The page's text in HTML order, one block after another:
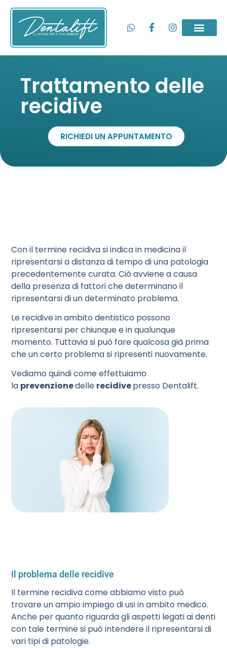
Trattamento delle
recidive
RICHIEDI UN APPUNTAMENTO
Con il termine recidiva si indica in medicina il
ripresentarsi a distanza di tempo di una patologia
precedentemente curata. Ciò avviene a causa
della presenza di fattori che determinano il
ripresentarsi di un determinato problema.
Le recidive in ambito dentistico possono
ripresentarsi per chiunque e in qualunque
momento. Tuttavia si può fare qualcosa già prima
che un certo problema si ripresenti nuovamente.
Vediamo quindi come effettuiamo
la prevenzionedelle recidivepresso Dentalift.
Il problema delle recidive
Il termine recidiva come abbiamo visto può
trovare un ampio impiego di usi in ambito medico.
Anche per quanto riguarda gli aspetti legati ai denti
con tale termine si può intendere il ripresentarsi di
vari tipi di patologie.